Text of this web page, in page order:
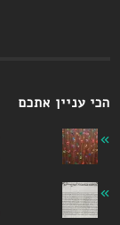
הכי עניין אתכם